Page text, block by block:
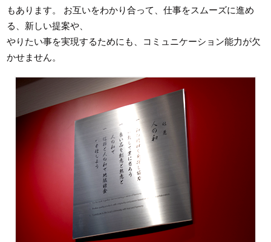
もあります。 お互いをわかり合って、仕事をスムーズに進め
る、新しい提案や、
やりたい事を実現するためにも、コミュニケーション能力が欠
かせません。